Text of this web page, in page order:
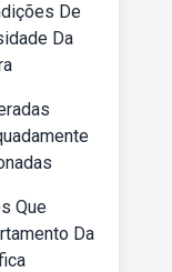
De
Da
Que
Da